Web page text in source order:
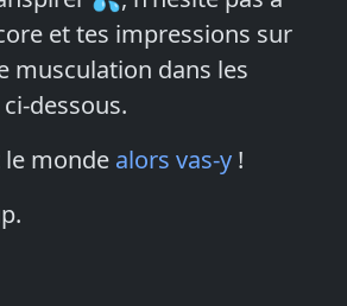
et tes impressions sur
musculation dans les
dessous.
monde alors vas-y !